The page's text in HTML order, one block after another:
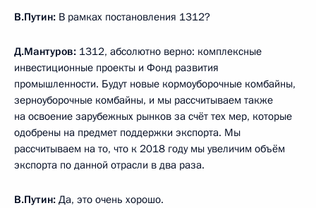
В.Путин: В рамках постановления 1312?
Д.Мантуров: 1312, абсолютно верно: комплексные
инвестиционные проекты и Фонд развития
промышленности. Будут новые кормоуборочные комбайны,
зерноуборочные комбайны, и мы рассчитываем также
на освоение зарубежных рынков за счёт тех мер, которые
одобрены на предмет поддержки экспорта. Мы
рассчитываем на то, что к 2018 году мы увеличим объём
экспорта по данной отрасли в два раза.
В.Путин: Да, это очень хорошо.